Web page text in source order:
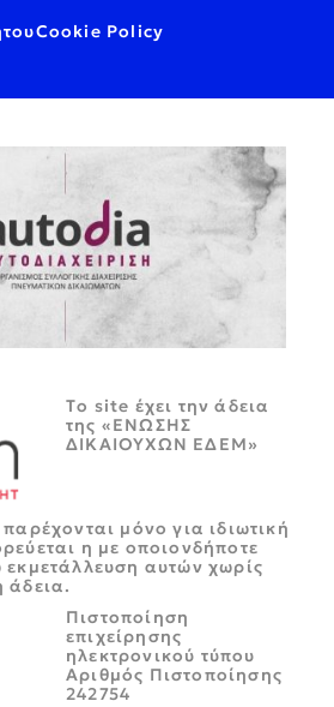
Cookie Policy
Tο site έχει την άδεια
της «ΕΝΩΣΗΣ
ΔΙΚΑΙΟΥΧΩΝ ΕΔΕΜ»
μόνο για ιδιωτική
η με οποιονδήποτε
αυτών χωρίς
άδεια.
Πιστοποίηση
επιχείρησης
ηλεκτρονικού τύπου
Αριθμός Πιστοποίησης
242754